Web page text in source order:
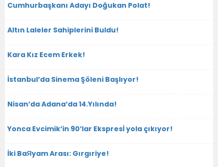
Cumhurbaşkanı Adayı Doğukan Polat!
Altın Laleler Sahiplerini Buldu!
Kara Kız Ecem Erkek!
İstanbul’da Sinema Şöleni Başlıyor!
Nisan’da Adana’da 14.Yılında!
Yonca Evcimik’in 90’lar Ekspresİ yola çıkıyor!
İki BaЯyam Arası: Gırgıriye!